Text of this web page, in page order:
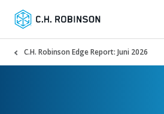
C.H. Robinson Edge Report: Juni 2026